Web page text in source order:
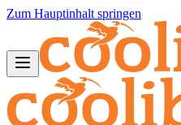
Zum Hauptinhalt springen